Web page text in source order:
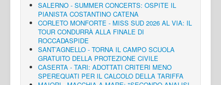
SALERNO - SUMMER CONCERTS: OSPITE IL
PIANISTA COSTANTINO CATENA
CORLETO MONFORTE - MISS SUD 2026 AL VIA: IL
TOUR CONDURRÀ ALLA FINALE DI
ROCCADASPIDE
SANT’AGNELLO - TORNA IL CAMPO SCUOLA
GRATUITO DELLA PROTEZIONE CIVILE
CASERTA - TARI: ADOTTATI CRITERI MENO
SPEREQUATI PER IL CALCOLO DELLA TARIFFA